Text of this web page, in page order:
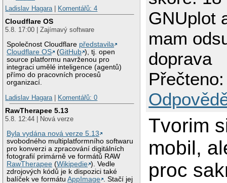
Ladislav Hagara
Komentářů: 4
Cloudflare OS
5.8. 17:00 | Zajímavý software
Společnost Cloudflare představila
Cloudflare OS
(GitHub ), tj. open
source platformu navrženou pro
integraci umělé inteligence (agentů)
přímo do pracovních procesů
organizací.
Ladislav Hagara
Komentářů: 0
RawTherapee 5.13
5.8. 12:44 | Nová verze
Byla vydána nová verze 5.13
svobodného multiplatformního softwaru
pro konverzi a zpracování digitálních
fotografií primárně ve formátů RAW
RawTherapee (Wikipedie ). Vedle
zdrojových kódů je k dispozici také
balíček ve formátuAppImage . Stačí jej
GNUplot
mam
doprava
Tvorim
mobil,
proc